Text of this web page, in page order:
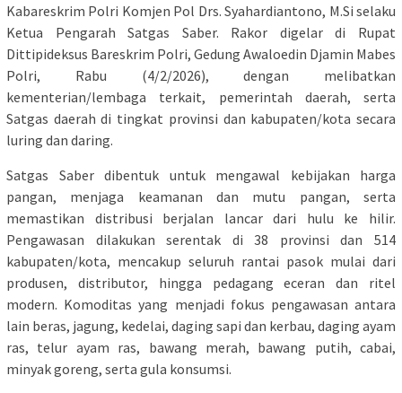
Kabareskrim Polri Komjen Pol Drs. Syahardiantono, M.Si selaku
Ketua Pengarah Satgas Saber. Rakor digelar di Rupat
Dittipideksus Bareskrim Polri, Gedung Awaloedin Djamin Mabes
Polri, Rabu (4/2/2026), dengan melibatkan
kementerian/lembaga terkait, pemerintah daerah, serta
Satgas daerah di tingkat provinsi dan kabupaten/kota secara
luring dan daring.
Satgas Saber dibentuk untuk mengawal kebijakan harga
pangan, menjaga keamanan dan mutu pangan, serta
memastikan distribusi berjalan lancar dari hulu ke hilir.
Pengawasan dilakukan serentak di 38 provinsi dan 514
kabupaten/kota, mencakup seluruh rantai pasok mulai dari
produsen, distributor, hingga pedagang eceran dan ritel
modern. Komoditas yang menjadi fokus pengawasan antara
lain beras, jagung, kedelai, daging sapi dan kerbau, daging ayam
ras, telur ayam ras, bawang merah, bawang putih, cabai,
minyak goreng, serta gula konsumsi.